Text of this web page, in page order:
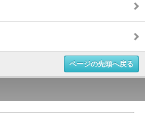
ページの先頭へ戻る